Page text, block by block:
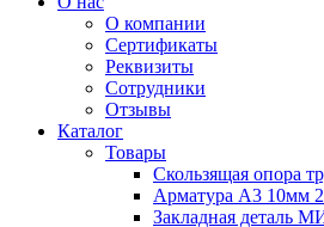
О компании
Сертификаты
Реквизиты
Сотрудники
Отзывы
Каталог
Товары
Скользящая опора
Арматура А3 10мм
Закладная деталь